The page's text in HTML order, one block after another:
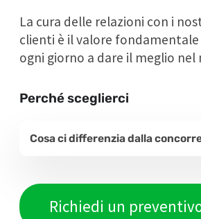
La cura delle relazioni con i
clienti è il valore
ogni giorno a dare il meglio nel
Perché sceglierci
Cosa ci differenzia dalla
Richiedi un